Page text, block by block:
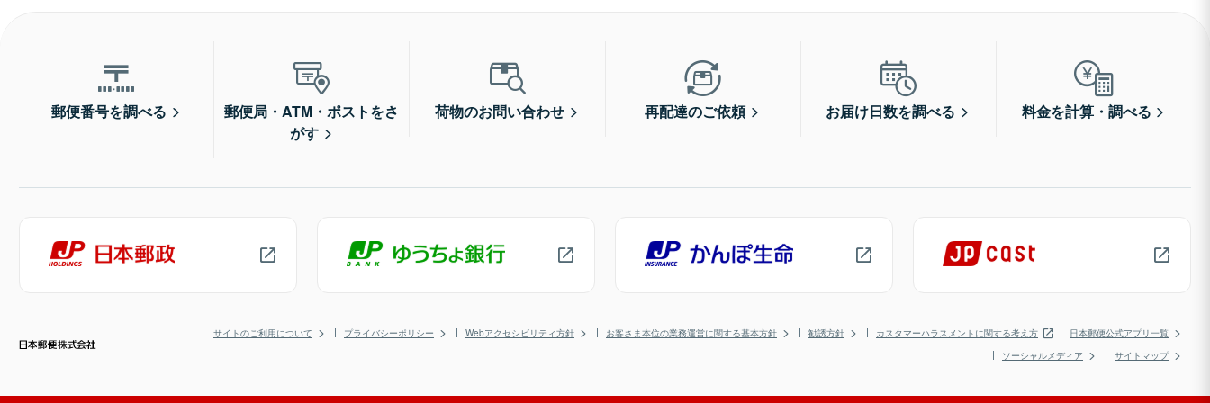
郵便番号を調べる
郵便局・ATM・ポストをさ
がす
荷物のお問い合わせ 再配達のご依頼 お届け日数を調べる 料金を計算・調べる
サイトのご利用について プライバシーポリシー Webアクセシビリティ方針 お客さま本位の業務運営に関する基本方針 勧誘方針 カスタマーハラスメントに関する考え方
日本郵便公式アプリ一覧
ソーシャルメディア
サイトマップ